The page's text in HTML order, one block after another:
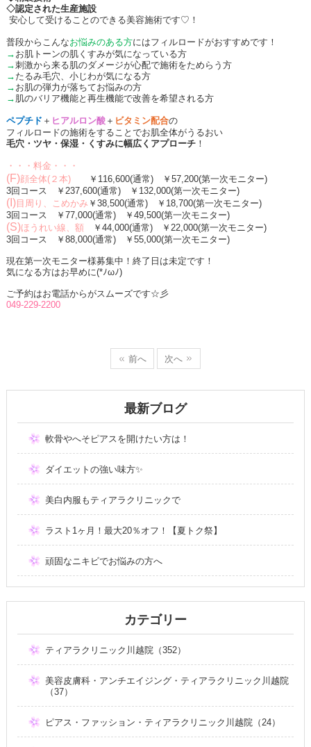
◇認定された生産施設
安心して受けることのできる美容施術です♡！
普段からこんなお悩みのある方にはフィルロードがおすすめです！
→ お肌トーンの肌くすみが気になっている方
→刺激から来る肌のダメージが心配で施術をためらう方
→ たるみ毛穴、小じわが気になる方
→ お肌の弾力が落ちてお悩みの方
→ 肌のバリア機能と再生機能で改善を希望される方
ペプチド ＋ ヒアルロン酸＋ ビタミン配合の
フィルロードの施術をすることでお肌全体がうるおい
毛穴・ツヤ・保湿・くすみに幅広くアプローチ！
・・・料金・・・
(F)顔全体(２本)￥ 116,600(通常)￥ 57,200(第一次モニター)
3回コース ￥ 237,600(通常)￥ 132,000(第一次モニター)
(I)目周り、こめかみ ￥ 38,500(通常)￥ 18,700(第一次モニター)
3回コース ￥ 77,000(通常)￥ 49,500(第一次モニター)
(S)ほうれい線、額 ￥ 44,000(通常)￥ 22,000(第一次モニター)
3回コース ￥ 88,000(通常)￥ 55,000(第一次モニター)
現在第一次モニター様募集中！終了日は未定です！
気になる方はお早めに(*ﾉωﾉ)
ご予約はお電話からがスムーズです☆彡
049-229-2200
前へ 次へ
最新ブログ
軟骨やへそピアスを開けたい方は！
ダイエットの強い味方✨
美白内服もティアラクリニックで
ラスト1ヶ月！最大20％オフ！【夏トク祭】
頑固なニキビでお悩みの方へ
カテゴリー
ティアラクリニック川越院（352）
美容皮膚科・アンチエイジング・ティアラクリニック川越院
（37）
ピアス・ファッション・ティアラクリニック川越院（24）